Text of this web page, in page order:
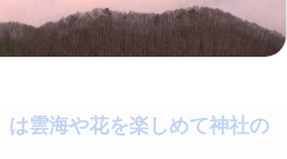
は雲海や花を楽しめて神社の